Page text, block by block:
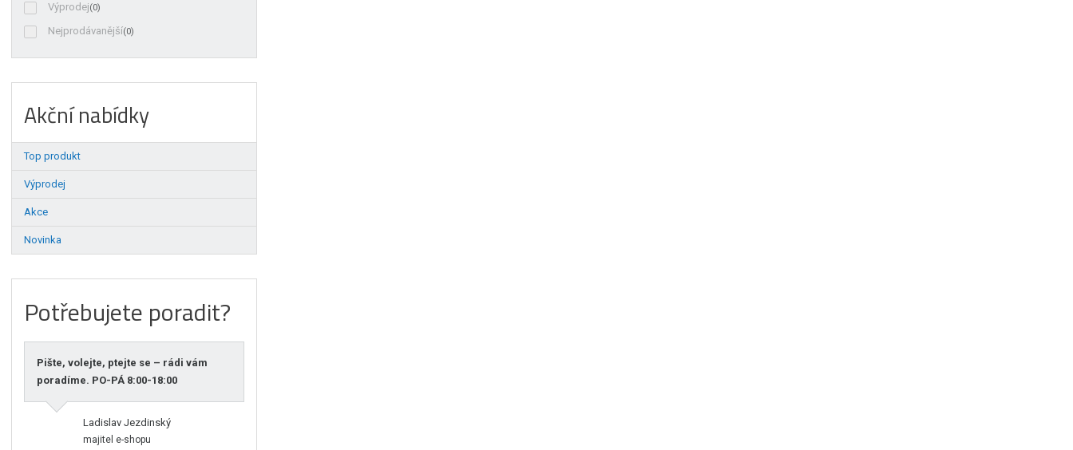
Výprodej(0)
Nejprodávanější(0)
Akční nabídky
Top produkt
Výprodej
Akce
Novinka
Potřebujete poradit?
Pište, volejte, ptejte se – rádi vám
poradíme. PO-PÁ 8:00-18:00
Ladislav Jezdinský
majitel e-shopu